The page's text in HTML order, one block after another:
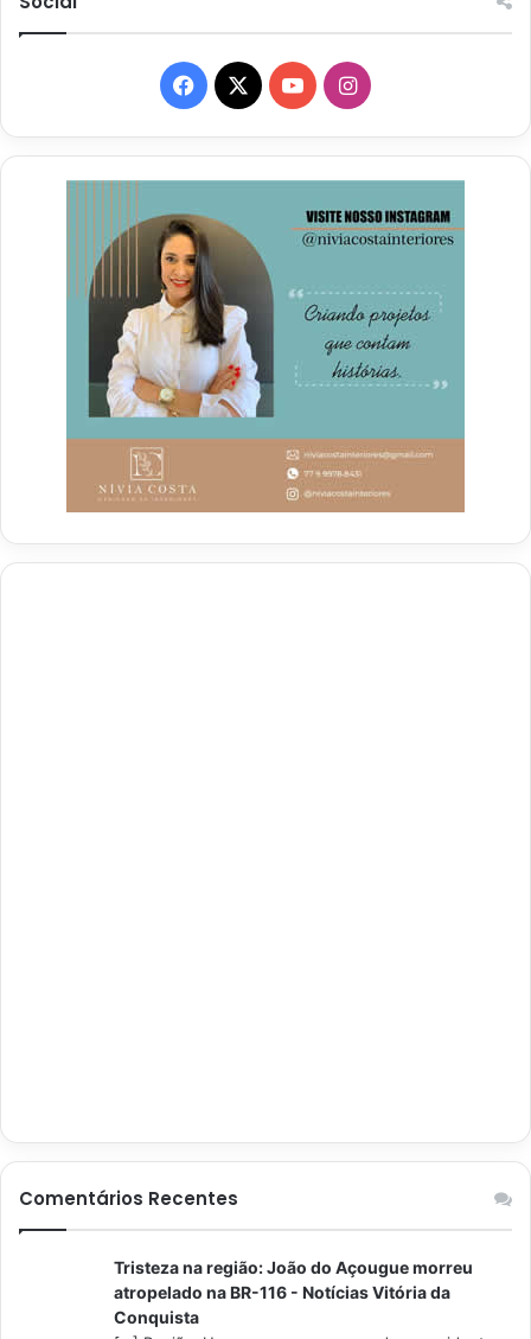
Facebook
X YouTubeInstagram
Comentários Recentes
Tristeza na região: João do Açougue morreu
atropelado na BR-116 - Notícias Vitória da
Conquista